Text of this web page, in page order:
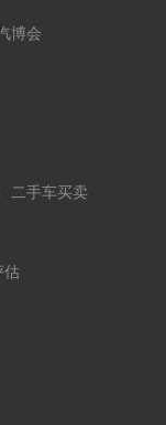
博会
二手车买卖
估